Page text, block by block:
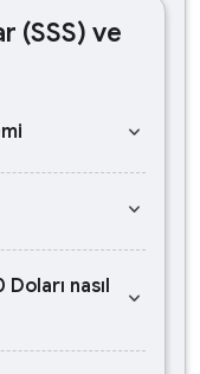
(SSS) ve
keyboard_arrow_down
keyboard_arrow_down
nasıl
keyboard_arrow_down